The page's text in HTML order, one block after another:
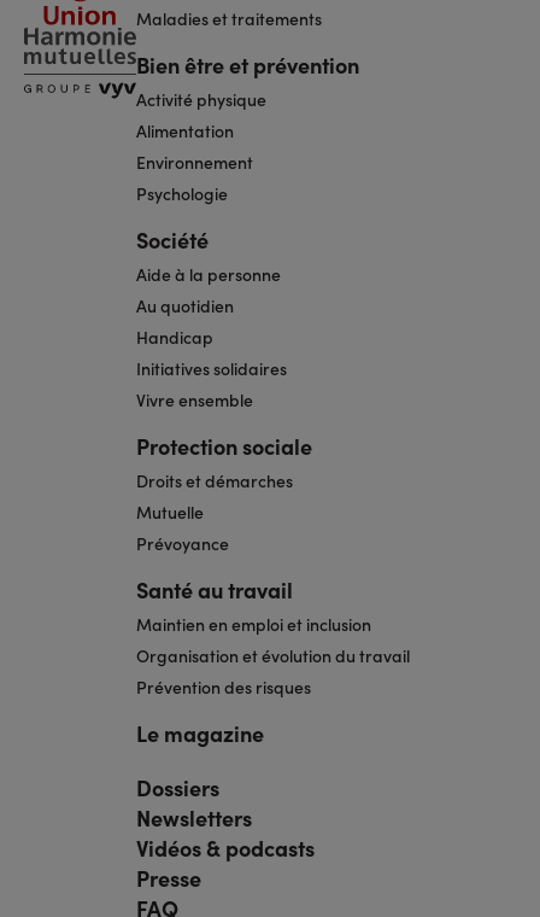
Maladies et traitements
Bien être et prévention
Activité physique
Alimentation
Environnement
Psychologie
Société
Aide à la personne
Au quotidien
Handicap
Initiatives solidaires
Vivre ensemble
Protection sociale
Droits et démarches
Mutuelle
Prévoyance
Santé au travail
Maintien en emploi et inclusion
Organisation et évolution du travail
Prévention des risques
Le magazine
Navigation
pied
de
page
bis
Dossiers
Newsletters
Vidéos & podcasts
Presse
FAQ